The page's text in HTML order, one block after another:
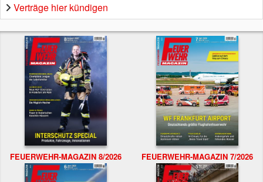
Verträge hier kündigen
FEUERWEHR-MAGAZIN 8/2026 FEUERWEHR-MAGAZIN 7/2026